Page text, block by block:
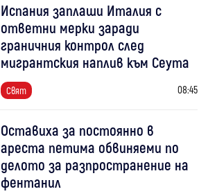
Испания заплаши Италия с
ответни мерки заради
граничния контрол след
мигрантския наплив към Сеута
Свят 08:45
Оставиха за постоянно в
ареста петима обвиняеми по
делото за разпространение на
фентанил